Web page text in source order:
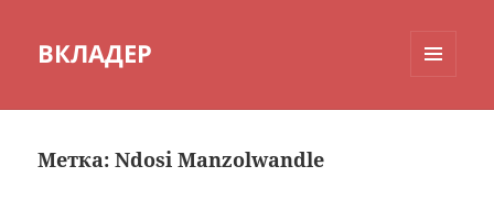
ВКЛАДЕР
Метка:Ndosi Manzolwandle